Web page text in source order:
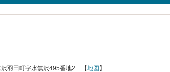
羽田町字水無沢495番地2 【地図 】